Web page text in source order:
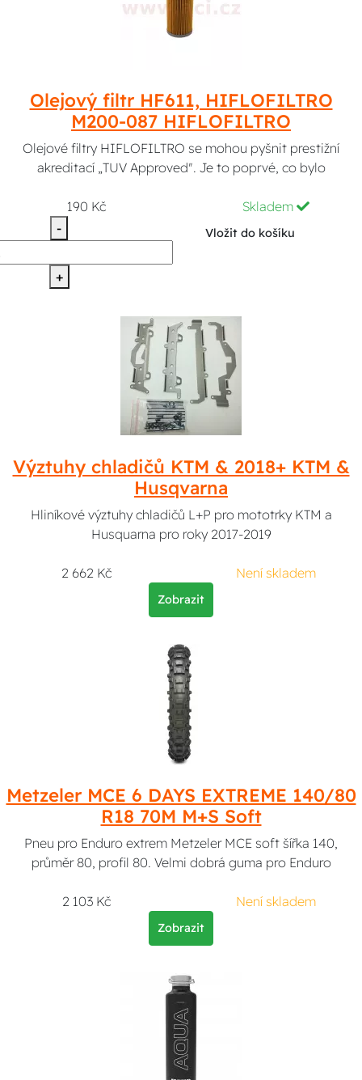
Olejový filtr HF611, HIFLOFILTRO
M200-087 HIFLOFILTRO
Olejové filtry HIFLOFILTRO se mohou pyšnit prestižní
akreditací „TUV Approved". Je to poprvé, co bylo
190 Kč
Skladem
-
+
Vložit do košíku
Výztuhy chladičů KTM & 2018+ KTM &
Husqvarna
Hliníkové výztuhy chladičů L+P pro mototrky KTM a
Husquarna pro roky 2017-2019
2 662 Kč Není skladem
Zobrazit
Metzeler MCE 6 DAYS EXTREME 140/80
R18 70M M+S Soft
Pneu pro Enduro extrem Metzeler MCE soft šířka 140,
průměr 80, profil 80. Velmi dobrá guma pro Enduro
2 103 Kč Není skladem
Zobrazit